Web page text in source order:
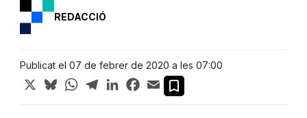
REDACCIÓ
Publicat el 07 de febrer de 2020 a les 07:00
X BlueskyWhatsApp
TelegramLinkedInFacebook
Email